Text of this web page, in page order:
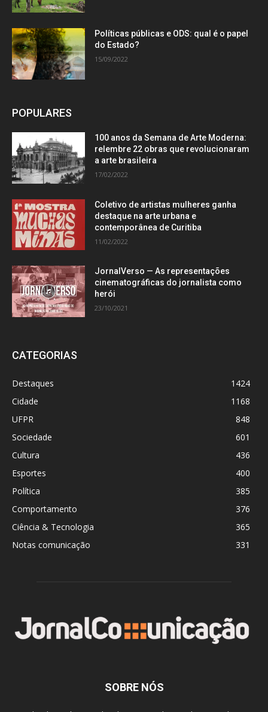
Políticas públicas e ODS: qual é o papel
do Estado?
15/09/2022
POPULARES
100 anos da Semana de Arte Moderna:
relembre 22 obras que revolucionaram
a arte brasileira
17/02/2022
Coletivo de artistas mulheres ganha
destaque na arte urbana e
contemporânea de Curitiba
11/02/2022
JornalVerso — As representações
cinematográficas do jornalista como
herói
23/10/2021
CATEGORIAS
Destaques
1424
Cidade
1168
UFPR
848
Sociedade
601
Cultura
436
Esportes
400
Política
385
Comportamento
376
Ciência & Tecnologia
365
Notas comunicação
331
SOBRE NÓS